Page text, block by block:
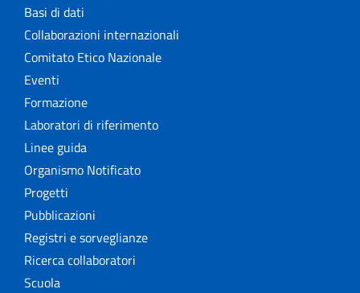
Basi di dati
Collaborazioni internazionali
Comitato Etico Nazionale
Eventi
Formazione
Laboratori di riferimento
Linee guida
Organismo Notificato
Progetti
Pubblicazioni
Registri e sorveglianze
Ricerca collaboratori
Scuola